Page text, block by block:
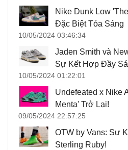
Nike Dunk Low
Đặc Biệt Tỏa Sáng
10/05/2024 03:46:34
Jaden Smith và
Sự Kết Hợp Đầy
10/05/2024 01:22:01
Undefeated x Nike
Menta' Trở Lại!
09/05/2024 22:57:25
OTW by Vans: Sự
Sterling Ruby!